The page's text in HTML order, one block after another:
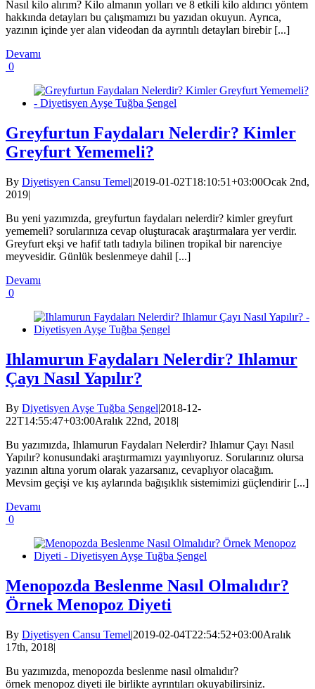
Nasıl kilo alırım? Kilo almanın yolları ve 8 etkili kilo aldırıcı yöntem
hakkında detayları bu çalışmamızı bu yazıdan okuyun. Ayrıca,
yazının içinde yer alan videodan da ayrıntılı detayları birebir [...]
Devamı
0
Greyfurtun Faydaları Nelerdir? Kimler
Greyfurt Yememeli?
By Diyetisyen Cansu Temel|2019-01-02T18:10:51+03:00Ocak 2nd,
2019|
Bu yeni yazımızda, greyfurtun faydaları nelerdir? kimler greyfurt
yememeli? sorularınıza cevap oluşturacak araştırmalara yer verdir.
Greyfurt ekşi ve hafif tatlı tadıyla bilinen tropikal bir narenciye
meyvesidir. Günlük beslenmeye dahil [...]
Devamı
0
Ihlamurun Faydaları Nelerdir? Ihlamur
Çayı Nasıl Yapılır?
By Diyetisyen Ayşe Tuğba Şengel|2018-12-
22T14:55:47+03:00Aralık 22nd, 2018|
Bu yazımızda, Ihlamurun Faydaları Nelerdir? Ihlamur Çayı Nasıl
Yapılır? konusundaki araştırmamızı yayınlıyoruz. Sorularınız olursa
yazının altına yorum olarak yazarsanız, cevaplıyor olacağım.
Mevsim geçişi ve kış aylarında bağışıklık sistemimizi güçlendirir [...]
Devamı
0
Menopozda Beslenme Nasıl Olmalıdır?
Örnek Menopoz Diyeti
By Diyetisyen Cansu Temel|2019-02-04T22:54:52+03:00Aralık
17th, 2018|
Bu yazımızda, menopozda beslenme nasıl olmalıdır?
örnek menopoz diyeti ile birlikte ayrıntıları okuyabilirsiniz.